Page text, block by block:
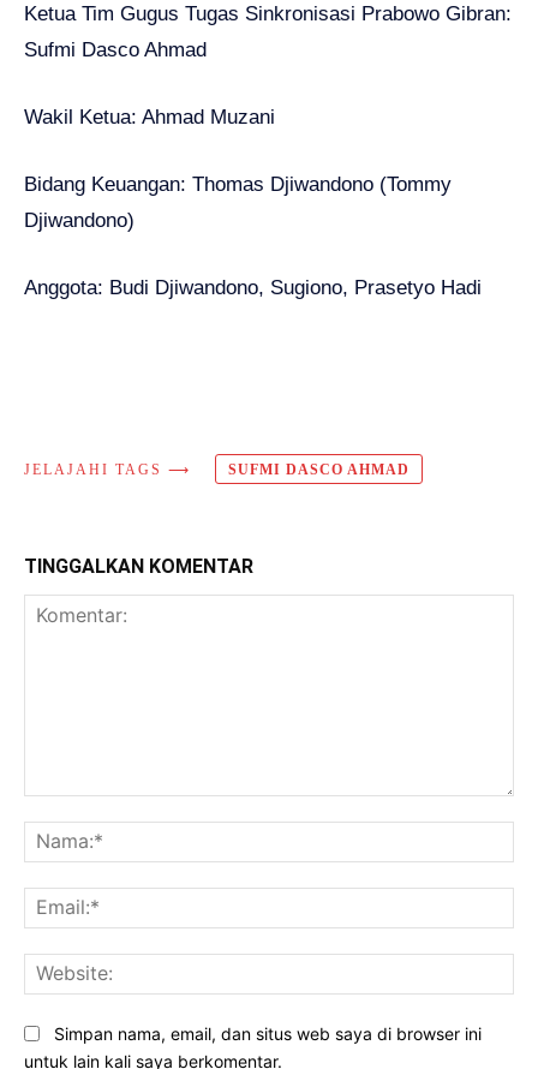
Ketua Tim Gugus Tugas Sinkronisasi Prabowo Gibran:
Sufmi Dasco Ahmad
Wakil Ketua: Ahmad Muzani
Bidang Keuangan: Thomas Djiwandono (Tommy
Djiwandono)
Anggota: Budi Djiwandono, Sugiono, Prasetyo Hadi
JELAJAHI TAGS ⟶ SUFMI DASCO AHMAD
TINGGALKAN KOMENTAR
Simpan nama, email, dan situs web saya di browser ini
untuk lain kali saya berkomentar.